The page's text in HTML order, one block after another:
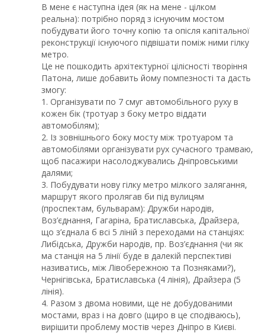
В мене є наступна ідея (як на мене - цілком
реальна): потрібно поряд з існуючим мостом
побудувати його точну копію та опісля капітальної
реконструкції існуючого підвішати поміж ними гілку
метро.
Це не пошкодить архітектурної цілісності творіння
Патона, лише добавить йому помпезності та дасть
змогу:
1. Організувати по 7 смуг автомобільного руху в
кожен бік (тротуар з боку метро віддати
автомобілям);
2. Із зовнішнього боку мосту між тротуаром та
автомобілями організувати рух сучасного трамваю,
щоб пасажири насолоджувались Дніпровськими
далями;
3. Побудувати нову гілку метро мілкого залягання,
маршрут якого пролягав би під вулицям
(проспектам, бульварам): Дружби народів,
Воз’єднання, Гагаріна, Братиславська, Драйзера,
що з’єднала б всі 5 ліній з переходами на станціях:
Либідська, Дружби народів, пр. Воз’єднання (чи як
ма станція на 5 лінії буде в далекій перспективі
називатись, між Лівобережною та Позняками?),
Чернігівська, Братиславська (4 лінія), Драйзера (5
лінія).
4. Разом з двома новими, ще не добудованими
мостами, враз і на довго (щиро в це сподіваюсь),
вирішити проблему мостів через Дніпро в Києві.